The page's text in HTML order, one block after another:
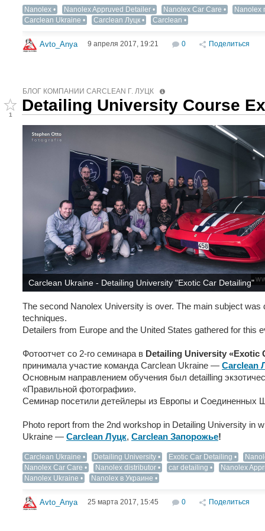
Nanolex Nanolex Appruved Detailer Nanolex Car Care
Nanolex
Carclean Ukraine
Carclean Луцк Carclean
Avto_Anya 9 апреля 2017, 19:21 0 Поделиться
БЛОГ КОМПАНИИ СARCLEAN Г. ЛУЦК
1
Detailing University Course
Carclean Ukraine - Detailing University "Exotic Car Detailing"
The second Nanolex University is over. The main subject was
techniques.
Detailers from Europe and the United States gathered for this
Фотоотчет со 2-го семинара в Detailing University «Exotic
принимала участие команда Carclean Ukraine — Carclean
Основным направлением обучения был detailling
«Правильной фотографии».
Семинар посетили детейлеры из Европы и Соединенных
Photo report from the 2nd workshop in Detailing University in
Ukraine — Carclean Луцк, Carclean Запорожье!
Carclean Ukraine Detailing University Exotic Car Detailing
Nanolex Car Care
Nanolex distributor car detailing
Nanolex
Nanolex Ukraine
Nanolex в Украине
Avto_Anya 25 марта 2017, 15:45 0 Поделиться